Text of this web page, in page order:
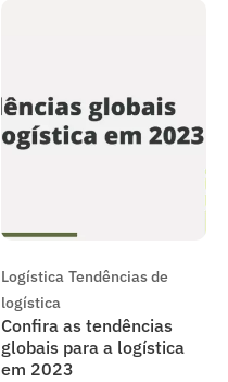
Logística Tendências de
logística
Confira as tendências
globais para a logística
em 2023